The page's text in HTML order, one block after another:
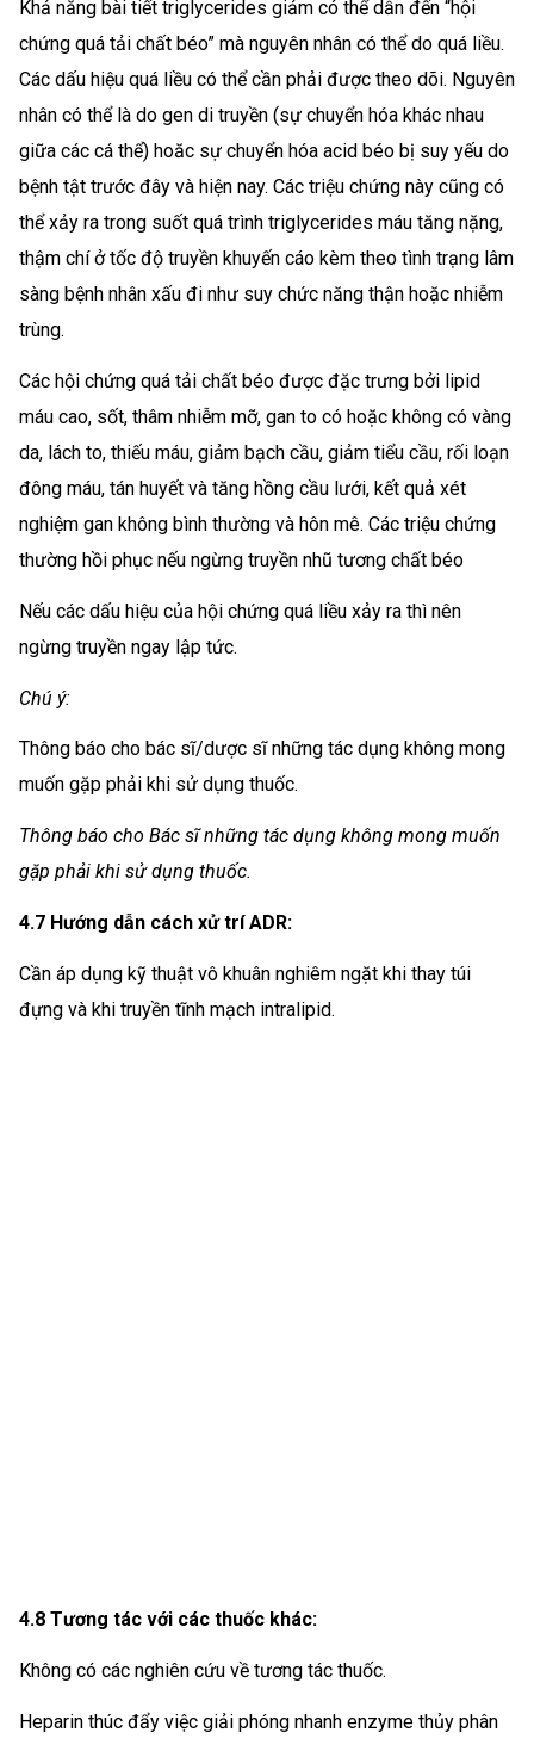
Khả năng bài tiết triglycerides giảm có thể dẫn đến “hội
chứng quá tải chất béo” mà nguyên nhân có thể do quá liều.
Các dấu hiệu quá liều có thể cần phải được theo dõi. Nguyên
nhân có thể là do gen di truyền (sự chuyển hóa khác nhau
giữa các cá thể) hoăc sự chuyển hóa acid béo bị suy yếu do
bệnh tật trước đây và hiện nay. Các triệu chứng này cũng có
thể xảy ra trong suốt quá trình triglycerides máu tăng nặng,
thậm chí ở tốc độ truyền khuyến cáo kèm theo tình trạng lâm
sàng bệnh nhân xấu đi như suy chức năng thận hoặc nhiễm
trùng.
Các hội chứng quá tải chất béo được đặc trưng bởi lipid
máu cao, sốt, thâm nhiễm mỡ, gan to có hoặc không có vàng
da, lách to, thiếu máu, giảm bạch cầu, giảm tiểu cầu, rối loạn
đông máu, tán huyết và tăng hồng cầu lưới, kết quả xét
nghiệm gan không bình thường và hôn mê. Các triệu chứng
thường hồi phục nếu ngừng truyền nhũ tương chất béo
Nếu các dấu hiệu của hội chứng quá liều xảy ra thì nên
ngừng truyền ngay lập tức.
Chú ý:
Thông báo cho bác sĩ/dược sĩ những tác dụng không mong
muốn gặp phải khi sử dụng thuốc.
Thông báo cho Bác sĩ những tác dụng không mong muốn
gặp phải khi sử dụng thuốc.
4.7 Hướng dẫn cách xử trí ADR:
Cần áp dụng kỹ thuật vô khuân nghiêm ngặt khi thay túi
đựng và khi truyền tĩnh mạch intralipid.
4.8 Tương tác với các thuốc khác:
Không có các nghiên cứu về tương tác thuốc.
Heparin thúc đẩy việc giải phóng nhanh enzyme thủy phân